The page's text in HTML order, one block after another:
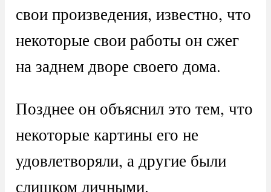
свои произведения, известно, что
некоторые свои работы он сжег
на заднем дворе своего дома.
Позднее он объяснил это тем, что
некоторые картины его не
удовлетворяли, а другие были
слишком личными.